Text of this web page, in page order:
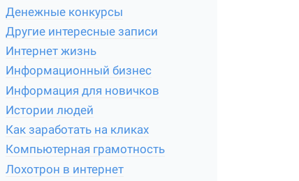
Денежные конкурсы
Другие интересные записи
Интернет жизнь
Информационный бизнес
Информация для новичков
Истории людей
Как заработать на кликах
Компьютерная грамотность
Лохотрон в интернет